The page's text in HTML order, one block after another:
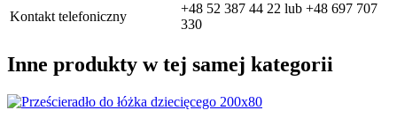
Kontakt telefoniczny
+48 52 387 44 22 lub +48 697 707
330
Inne produkty w tej samej kategorii